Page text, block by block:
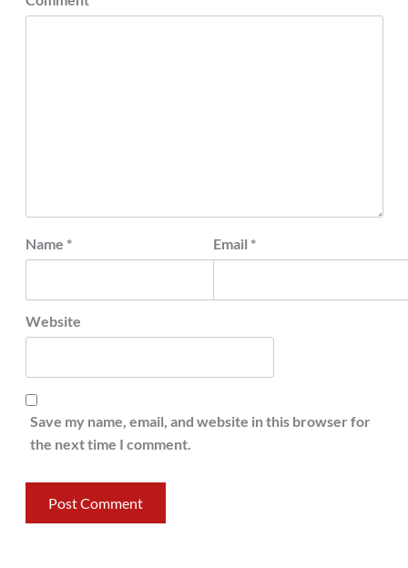
Name * Email *
Website
Save my name, email, and website in this browser for
the next time I comment.